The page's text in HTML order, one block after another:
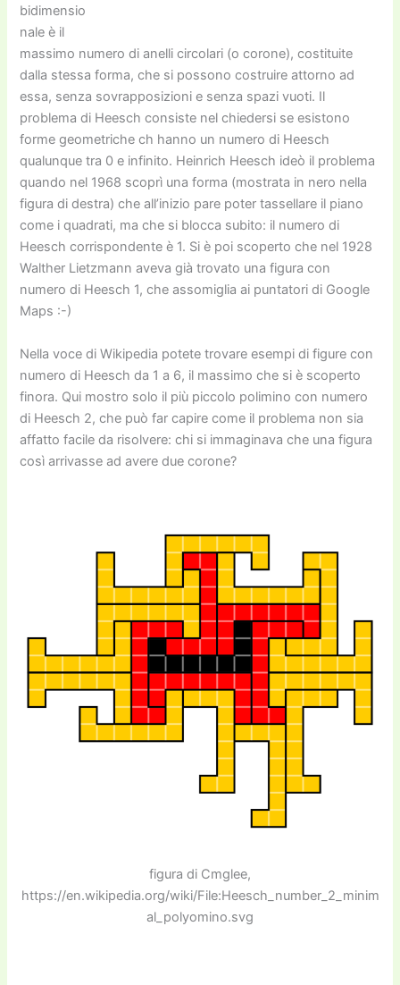
bidimensio
nale è il
massimo numero di anelli circolari (o corone), costituite
dalla stessa forma, che si possono costruire attorno ad
essa, senza sovrapposizioni e senza spazi vuoti. Il
problema di Heesch consiste nel chiedersi se esistono
forme geometriche ch hanno un numero di Heesch
qualunque tra 0 e infinito. Heinrich Heesch ideò il problema
quando nel 1968 scoprì una forma (mostrata in nero nella
figura di destra) che all’inizio pare poter tassellare il piano
come i quadrati, ma che si blocca subito: il numero di
Heesch corrispondente è 1. Si è poi scoperto che nel 1928
Walther Lietzmann aveva già trovato una figura con
numero di Heesch 1, che assomiglia ai puntatori di Google
Maps :-)
Nella voce di Wikipedia potete trovare esempi di figure con
numero di Heesch da 1 a 6, il massimo che si è scoperto
finora. Qui mostro solo il più piccolo polimino con numero
di Heesch 2, che può far capire come il problema non sia
affatto facile da risolvere: chi si immaginava che una figura
così arrivasse ad avere due corone?
figura di Cmglee,
https://en.wikipedia.org/wiki/File:Heesch_number_2_minim
al_polyomino.svg